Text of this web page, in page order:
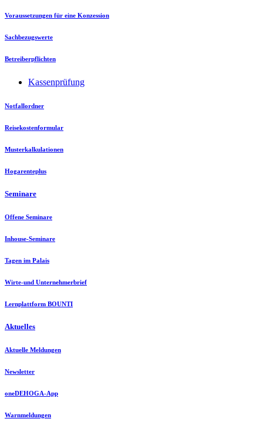
Voraussetzungen für eine Konzession
Sachbezugswerte
Betreiberpflichten
Kassenprüfung
Notfallordner
Reisekostenformular
Musterkalkulationen
Hogarenteplus
Seminare
Offene Seminare
Inhouse-Seminare
Tagen im Palais
Wirte-und Unternehmerbrief
Lernplattform BOUNTI
Aktuelles
Aktuelle Meldungen
Newsletter
oneDEHOGA-App
Warnmeldungen